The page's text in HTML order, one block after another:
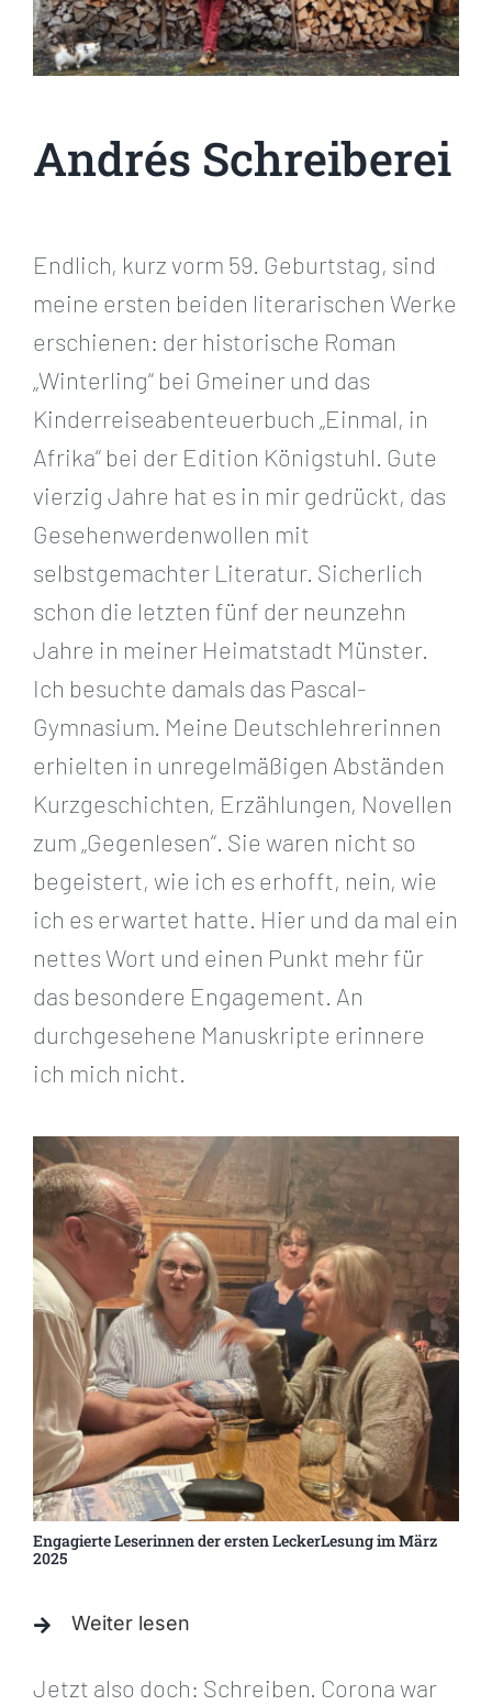
Andrés Schreiberei
Tagen
Andrés Schreiberei
Endlich, kurz vorm 59. Geburtstag, sind
meine ersten beiden literarischen Werke
erschienen: der historische Roman
„Winterling“ bei Gmeiner und das
Kinderreiseabenteuerbuch „Einmal, in
Afrika“ bei der Edition Königstuhl. Gute
vierzig Jahre hat es in mir gedrückt, das
Gesehenwerdenwollen mit
selbstgemachter Literatur. Sicherlich
schon die letzten fünf der neunzehn
Jahre in meiner Heimatstadt Münster.
Ich besuchte damals das Pascal-
Gymnasium. Meine Deutschlehrerinnen
erhielten in unregelmäßigen Abständen
Kurzgeschichten, Erzählungen, Novellen
zum „Gegenlesen“. Sie waren nicht so
begeistert, wie ich es erhofft, nein, wie
ich es erwartet hatte. Hier und da mal ein
nettes Wort und einen Punkt mehr für
das besondere Engagement. An
durchgesehene Manuskripte erinnere
ich mich nicht.
Engagierte Leserinnen der ersten LeckerLesung im März
2025
Weiter lesen
Jetzt also doch: Schreiben. Corona war